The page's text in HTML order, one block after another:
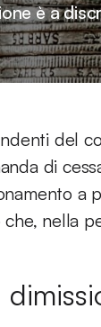
è a
del
di
a
nella